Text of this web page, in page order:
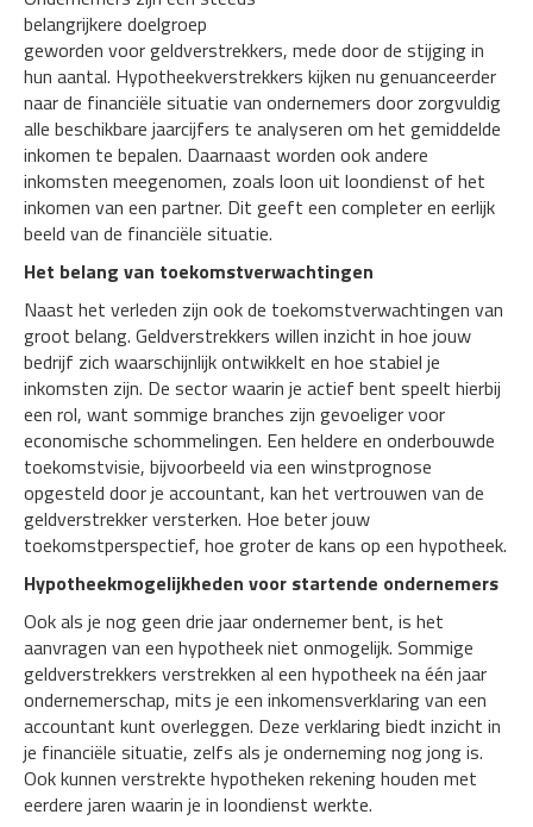
belangrijkere doelgroep
geworden voor geldverstrekkers, mede door de stijging in
hun aantal. Hypotheekverstrekkers kijken nu genuanceerder
naar de financiële situatie van ondernemers door zorgvuldig
alle beschikbare jaarcijfers te analyseren om het gemiddelde
inkomen te bepalen. Daarnaast worden ook andere
inkomsten meegenomen, zoals loon uit loondienst of het
inkomen van een partner. Dit geeft een completer en eerlijk
beeld van de financiële situatie.
Het belang van toekomstverwachtingen
Naast het verleden zijn ook de toekomstverwachtingen van
groot belang. Geldverstrekkers willen inzicht in hoe jouw
bedrijf zich waarschijnlijk ontwikkelt en hoe stabiel je
inkomsten zijn. De sector waarin je actief bent speelt hierbij
een rol, want sommige branches zijn gevoeliger voor
economische schommelingen. Een heldere en onderbouwde
toekomstvisie, bijvoorbeeld via een winstprognose
opgesteld door je accountant, kan het vertrouwen van de
geldverstrekker versterken. Hoe beter jouw
toekomstperspectief, hoe groter de kans op een hypotheek.
Hypotheekmogelijkheden voor startende ondernemers
Ook als je nog geen drie jaar ondernemer bent, is het
aanvragen van een hypotheek niet onmogelijk. Sommige
geldverstrekkers verstrekken al een hypotheek na één jaar
ondernemerschap, mits je een inkomensverklaring van een
accountant kunt overleggen. Deze verklaring biedt inzicht in
je financiële situatie, zelfs als je onderneming nog jong is.
Ook kunnen verstrekte hypotheken rekening houden met
eerdere jaren waarin je in loondienst werkte.